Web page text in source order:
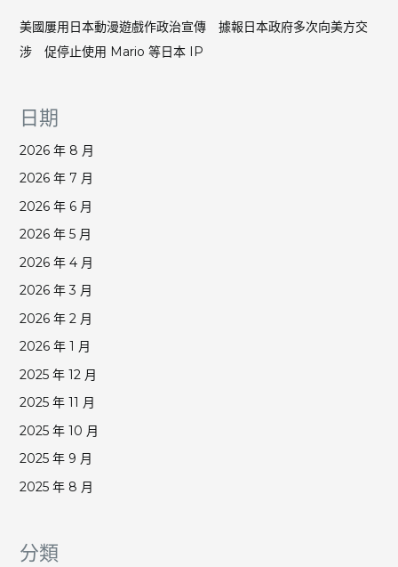
美國屢用日本動漫遊戲作政治宣傳 據報日本政府多次向美方交
涉 促停止使用 Mario 等日本 IP
日期
2026 年 8 月
2026 年 7 月
2026 年 6 月
2026 年 5 月
2026 年 4 月
2026 年 3 月
2026 年 2 月
2026 年 1 月
2025 年 12 月
2025 年 11 月
2025 年 10 月
2025 年 9 月
2025 年 8 月
分類